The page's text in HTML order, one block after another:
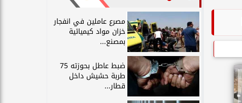
مصرع عاملين في انفجار
خزان مواد كيميائية
بمصنع...
ضبط عاطل بحوزته 75
طربة حشيش داخل
قطار...